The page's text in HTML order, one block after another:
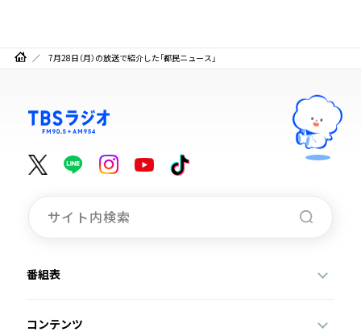
7月28日（月）の放送で紹介した「都民ニュース」
番組表
コンテンツ